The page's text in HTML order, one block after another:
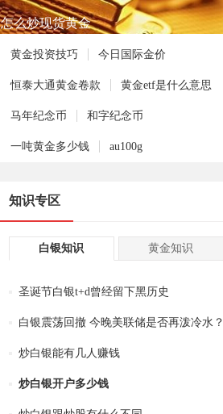
如何投资熊猫金币
黄金投资技巧 今日国际金价
恒泰大通黄金卷款 黄金etf是什么意思
马年纪念币 和字纪念币
一吨黄金多少钱 au100g
知识专区
白银知识 黄金知识
圣诞节白银t+d曾经留下黑历史
白银震荡回撤 今晚美联储是否再泼冷水？
炒白银能有几人赚钱
炒白银开户多少钱